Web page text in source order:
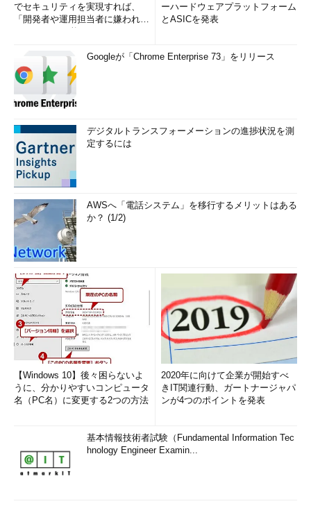
でセキュリティを実現すれば、
「開発者や運用担当者に嫌われな
ーハードウェアプラットフォーム
とASICを発表
Googleが「Chrome Enterprise 73」をリリース
デジタルトランスフォーメーションの進捗状況を測
定するには
AWSへ「電話システム」を移行するメリットはある
か？ (1/2)
【Windows 10】後々困らないよ
うに、分かりやすいコンピュータ
名（PC名）に変更する2つの方法
2020年に向けて企業が開始すべ
きIT関連行動、ガートナージャパ
ンが4つのポイントを発表
基本情報技術者試験（Fundamental Information Tec
hnology Engineer Examin...